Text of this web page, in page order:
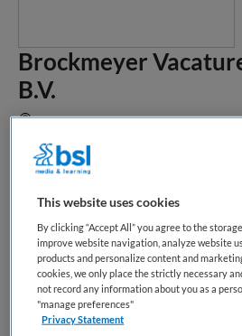
Brockmeyer
B.V.
Amersfoort
Alle vacatures
ADRES
Hardwareweg 36, 3821 BM
SOCIALS
This website uses cookies
By clicking “Accept All” you agree to the
improve website navigation, analyze website
products and personalize content and
cookies, we only place the strictly necessary
not record any information about you as a
"manage preferences"
Privacy Statement